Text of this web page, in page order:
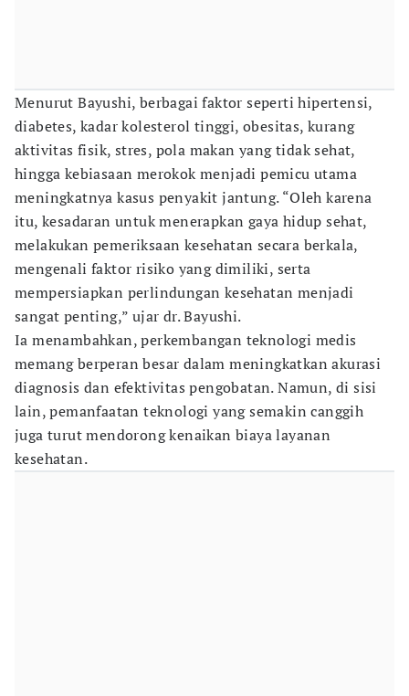
Menurut Bayushi, berbagai faktor seperti hipertensi,
diabetes, kadar kolesterol tinggi, obesitas, kurang
aktivitas fisik, stres, pola makan yang tidak sehat,
hingga kebiasaan merokok menjadi pemicu utama
meningkatnya kasus penyakit jantung. “Oleh karena
itu, kesadaran untuk menerapkan gaya hidup sehat,
melakukan pemeriksaan kesehatan secara berkala,
mengenali faktor risiko yang dimiliki, serta
mempersiapkan perlindungan kesehatan menjadi
sangat penting,” ujar dr. Bayushi.
Ia menambahkan, perkembangan teknologi medis
memang berperan besar dalam meningkatkan akurasi
diagnosis dan efektivitas pengobatan. Namun, di sisi
lain, pemanfaatan teknologi yang semakin canggih
juga turut mendorong kenaikan biaya layanan
kesehatan.